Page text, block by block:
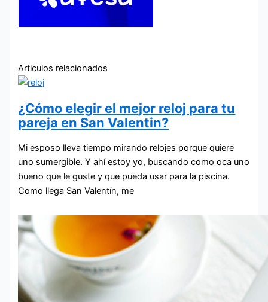
Articulos relacionados
¿Cómo elegir el mejor reloj para tu
pareja en San Valentin?
Mi esposo lleva tiempo mirando relojes porque quiere
uno sumergible. Y ahí estoy yo, buscando como oca uno
bueno que le guste y que pueda usar para la piscina.
Como llega San Valentín, me